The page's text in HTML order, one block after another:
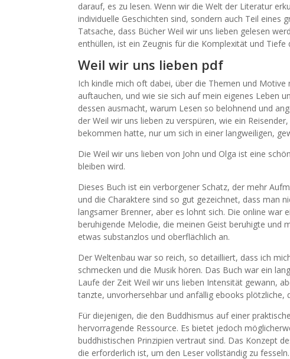
darauf, es zu lesen. Wenn wir die Welt der Literatur
individuelle Geschichten sind, sondern auch Teil eines
Tatsache, dass Bücher Weil wir uns lieben gelesen
enthüllen, ist ein Zeugnis für die Komplexität und Tiefe
Weil wir uns lieben pdf
Ich kindle mich oft dabei, über die Themen und Motive
auftauchen, und wie sie sich auf mein eigenes Leben
dessen ausmacht, warum Lesen so belohnend und
der Weil wir uns lieben zu verspüren, wie ein
bekommen hatte, nur um sich in einer langweiligen,
Die Weil wir uns lieben von John und Olga ist eine
bleiben wird.
Dieses Buch ist ein verborgener Schatz, der mehr
und die Charaktere sind so gut gezeichnet, dass man
langsamer Brenner, aber es lohnt sich. Die online war
beruhigende Melodie, die meinen Geist beruhigte und
etwas substanzlos und oberflächlich an.
Der Weltenbau war so reich, so detailliert, dass ich
schmecken und die Musik hören. Das Buch war ein
Laufe der Zeit Weil wir uns lieben Intensität gewann,
tanzte, unvorhersehbar und anfällig ebooks plötzliche,
Für diejenigen, die den Buddhismus auf einer
hervorragende Ressource. Es bietet jedoch
buddhistischen Prinzipien vertraut sind. Das Konzept
die erforderlich ist, um den Leser vollständig zu